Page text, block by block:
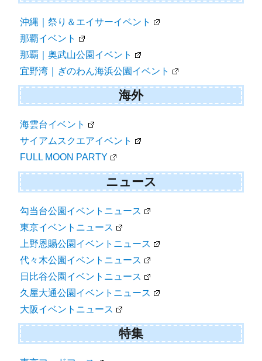
沖縄｜祭り＆エイサーイベント
那覇イベント
那覇｜奥武山公園イベント
宜野湾｜ぎのわん海浜公園イベント
海外
海雲台イベント
サイアムスクエアイベント
FULL MOON PARTY
ニュース
勾当台公園イベントニュース
東京イベントニュース
上野恩賜公園イベントニュース
代々木公園イベントニュース
日比谷公園イベントニュース
久屋大通公園イベントニュース
大阪イベントニュース
特集